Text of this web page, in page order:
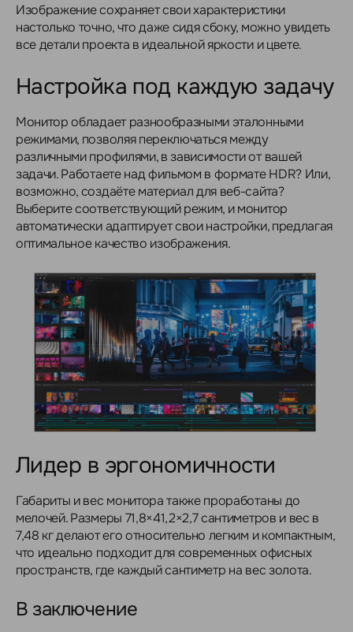
Изображение сохраняет свои характеристики
настолько точно, что даже сидя сбоку, можно увидеть
все детали проекта в идеальной яркости и цвете.
Настройка под каждую задачу
Монитор обладает разнообразными эталонными
режимами, позволяя переключаться между
различными профилями, в зависимости от вашей
задачи. Работаете над фильмом в формате HDR? Или,
возможно, создаёте материал для веб-сайта?
Выберите соответствующий режим, и монитор
автоматически адаптирует свои настройки, предлагая
оптимальное качество изображения.
Лидер в эргономичности
Габариты и вес монитора также проработаны до
мелочей. Размеры 71,8×41,2×2,7 сантиметров и вес в
7,48 кг делают его относительно легким и компактным,
что идеально подходит для современных офисных
пространств, где каждый сантиметр на вес золота.
В заключение